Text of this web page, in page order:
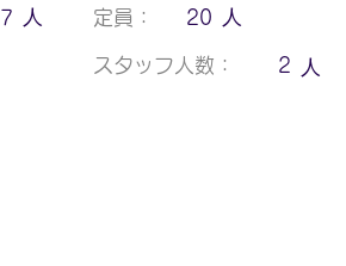
7 人 定員： 20 人
スタッフ人数： 2 人